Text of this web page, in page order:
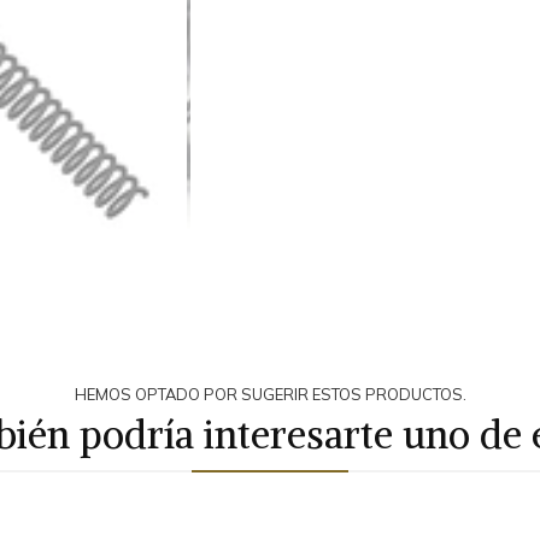
HEMOS OPTADO POR SUGERIR ESTOS PRODUCTOS.
podría interesarte uno de